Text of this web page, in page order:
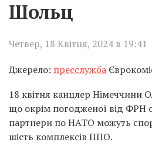
Шольц
Четвер, 18 Квітня, 2024 в 19:41
Джерело: пресслужба
18 квітня канцлер Німеччини
що окрім погодженої від ФРН
партнери по НАТО можуть
шість комплексів ППО.